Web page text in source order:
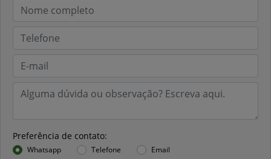
Preferência de contato:
Whatsapp Telefone Email